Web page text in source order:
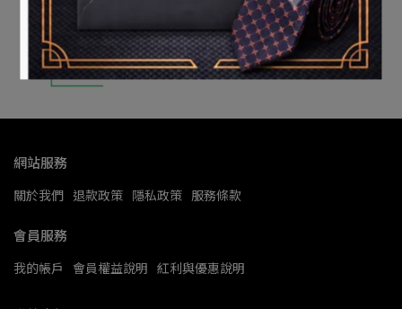
網站服務
關於我們 退款政策 隱私政策 服務條款
會員服務
我的帳戶 會員權益說明 紅利與優惠說明